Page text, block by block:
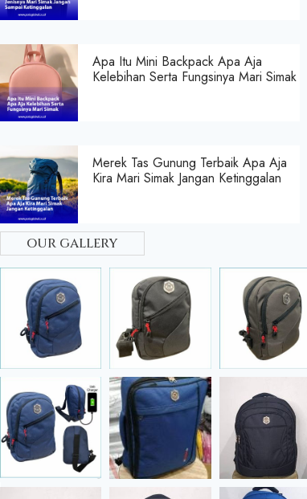
Apa Itu Mini Backpack Apa Aja
Kelebihan Serta Fungsinya Mari Simak
Merek Tas Gunung Terbaik Apa Aja
Kira Mari Simak Jangan Ketinggalan
our gallery